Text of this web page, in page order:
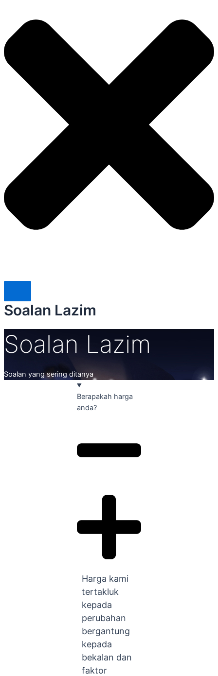
Soalan Lazim
Soalan Lazim
Soalan yang sering ditanya
Berapakah harga
anda?
Harga kami
tertakluk
kepada
perubahan
bergantung
kepada
bekalan dan
faktor